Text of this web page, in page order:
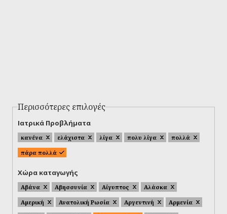
Περισσότερες επιλογές
Ιατρικά Προβλήματα
κανένα ελάχιστα λίγα πολυ λίγα
πολλά
πάρα πολλά
Χώρα καταγωγής
Αβάνα Αβησσυνία Αίγυπτος
Αλάσκα
Αμερική
Ανατολική Ρωσία Αργεντινή
Αρμενία